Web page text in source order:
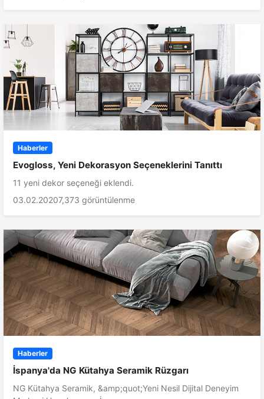
Haberler
Evogloss, Yeni Dekorasyon Seçeneklerini Tanıttı
11 yeni dekor seçeneği eklendi.
03.02.20207,373 görüntülenme
Haberler
İspanya'da NG Kütahya Seramik Rüzgarı
NG Kütahya Seramik, &amp;quot;Yeni Nesil Dijital Deneyim